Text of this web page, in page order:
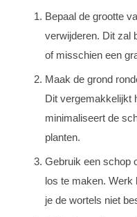
Bepaal de grootte
verwijderen. Dit zal
of misschien een
Maak de grond
Dit vergemakkelijkt
minimaliseert de
planten.
Gebruik een schop
los te maken. Werk
je de wortels niet